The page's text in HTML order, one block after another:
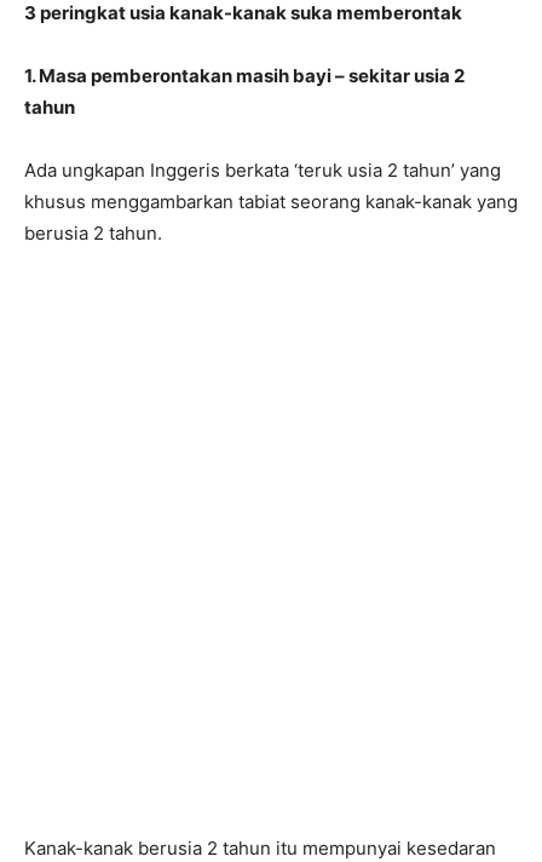
3 peringkat usia kanak-kanak suka memberontak
1. Masa pemberontakan masih bayi – sekitar usia 2
tahun
Ada ungkapan Inggeris berkata ‘teruk usia 2 tahun’ yang
khusus menggambarkan tabiat seorang kanak-kanak yang
berusia 2 tahun.
Kanak-kanak berusia 2 tahun itu mempunyai kesedaran